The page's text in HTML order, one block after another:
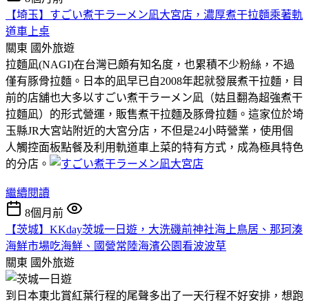
【埼玉】すごい煮干ラーメン凪大宮店，濃厚煮干拉麵乘著軌
道車上桌
關東 國外旅遊
拉麵凪(NAGI)在台灣已頗有知名度，也累積不少粉絲，不過
僅有豚骨拉麵。日本的凪早已自2008年起就發展煮干拉麵，目
前的店舖也大多以すごい煮干ラーメン凪（姑且翻為超強煮干
拉麵凪）的形式營運，販售煮干拉麵及豚骨拉麵。這家位於埼
玉縣JR大宮站附近的大宮分店，不但是24小時營業，使用個
人觸控面板點餐及利用軌道車上菜的特有方式，成為極具特色
的分店。
繼續閱讀
8個月前
【茨城】KKday茨城一日遊，大洗磯前神社海上鳥居、那珂湊
海鮮市場吃海鮮、國營常陸海濱公園看波波草
關東 國外旅遊
到日本東北賞紅葉行程的尾聲多出了一天行程不好安排，想跑